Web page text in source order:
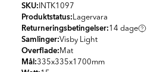
SKU: INTK1097
Produktstatus: Lagervara
Returneringsbetingelser:14 dage
Samlinger:Visby Light
Overflade: Mat
Mål:335x335x1700mm